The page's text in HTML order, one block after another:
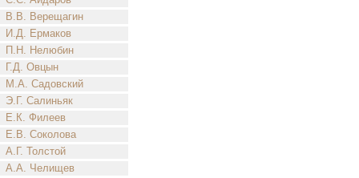
В.В. Верещагин
И.Д. Ермаков
П.Н. Нелюбин
Г.Д. Овцын
М.А. Садовский
Э.Г. Салиньяк
Е.К. Филеев
Е.В. Соколова
А.Г. Толстой
А.А. Челищев